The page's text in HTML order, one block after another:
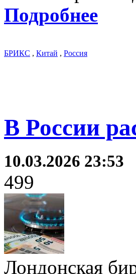
Подробнее
БРИКС , Китай , Россия
В России
10.03.2026 23:53
499
Лондонская